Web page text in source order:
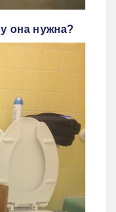
она нужна?